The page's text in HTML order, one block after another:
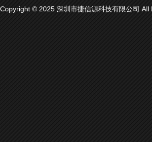
Copyright © 2025 深圳市捷信源科技有限公司